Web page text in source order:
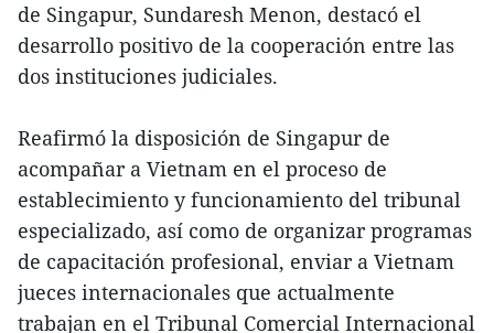
de Singapur, Sundaresh Menon, destacó el
desarrollo positivo de la cooperación entre las
dos instituciones judiciales.
Reafirmó la disposición de Singapur de
acompañar a Vietnam en el proceso de
establecimiento y funcionamiento del tribunal
especializado, así como de organizar programas
de capacitación profesional, enviar a Vietnam
jueces internacionales que actualmente
trabajan en el Tribunal Comercial Internacional